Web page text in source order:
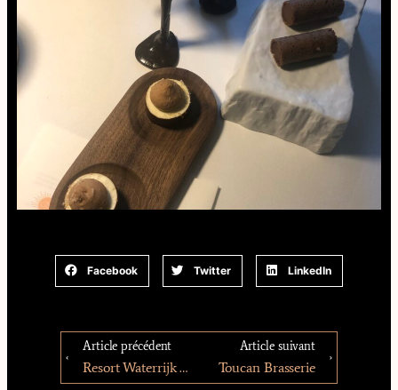
Facebook Twitter LinkedIn
Article précédent
Resort Waterrijk Oesterdam
Article suivant
Toucan Brasserie